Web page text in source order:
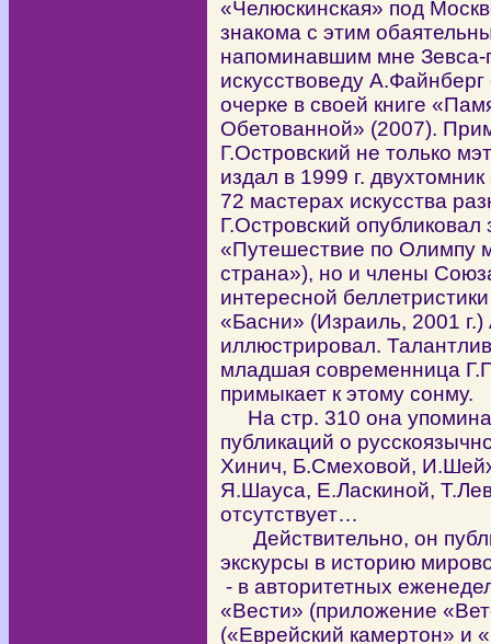
«Челюскинская» под
знакома с этим
напоминавшим мне
искусствоведу
очерке в своей книге
Обетованной» (2007).
Г.Островский не только
издал в 1999 г.
72 мастерах искусства
Г.Островский
«Путешествие по Олимпу
страна»), но и члены
интересной
«Басни» (Израиль, 2001
иллюстрировал.
младшая современница
примыкает к этому сонму.
На стр. 310 она
публикаций о
Хинич, Б.Смеховой,
Я.Шауса, Е.Ласкиной,
отсутствует…
Действительно, он
экскурсы в историю
- в авторитетных
«Вести» (приложение
(«Еврейский камертон» и